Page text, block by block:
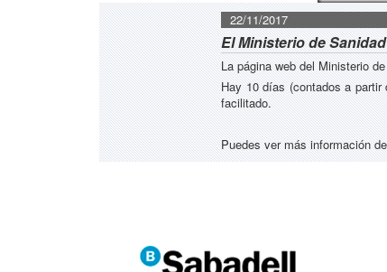
22/11/2017
El Ministerio de
La página web del Ministerio
Hay 10 días (contados a
facilitado.
Puedes ver más información